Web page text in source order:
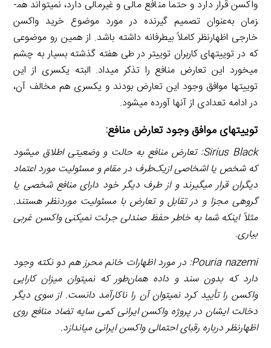
واکسن قرار دارد و حتماً منافع مالی و غیرمالی دارد، نمی­تواند هم­
زمان به‌عنوان تصمیم ­گیرنده در مورد موضوع خرید واکسن
خارجی اظهارنظر کاملاً بی­طرفانه داشته باشد. از همین رو موضوعی
که در توییت­های کاربران توییتر در طی هفته گذشته بسیار به چشم
می­خورد این تعارض منافع را تذکر می­داد. البته یکسری از این
توییت­ها موافق وجود این تعارض بودند و یکسری هم مخالف آن،
در ادامه تعدادی از آن­ها آورده می­شود.
توییت­های موافق وجود تعارض منافع:
Sirius Black: تعارض منافع به حالت و وضعیتی اطلاق می­شود
که شخص یا اشخاصی ازیک‌طرف در مقام و مسئولیت مورد اعتماد
دیگران قرار می­گیرند و از طرف دیگر خود دارای منافع شخصی یا
گروهی مجزا و در تقابل و تعارض با مسئولیت موردنظر هستند.
مثلاً اینکه شما به خاطر حفظ صندلی جرئت نمی­کنی واکسن غربی
بیاری.
Pouria nazemi: در مورد اظهارات خانم محرز هم دو نکته وجود
دارد که بدون سند و داده همان‌طور که نمی­توان میزان کارایی
واکسن را تأیید کرد نمی­توان آن را ناکارآمد دانست. از سوی دیگر
دخالت ایشان در پروژه واکسن ایرانی کمی سایه تضاد منافع روی
اظهارنظر درباره رقبای احتمالی واکسن ایرانی می­اندازد.